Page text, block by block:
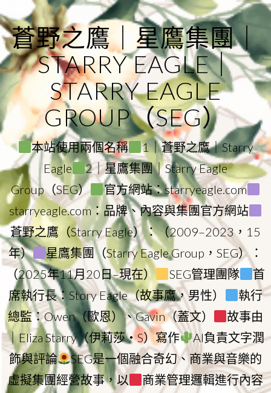
to
content
蒼野之鷹｜星鷹集團｜
STARRY EAGLE｜
STARRY EAGLE
GROUP（SEG）
本站使用兩個名稱
1｜蒼野之鷹｜Starry
Eagle
2｜星鷹集團｜Starry Eagle
Group（SEG）
官方網站：starryeagle.com
starryeagle.com：品牌、內容與集團官方網站
蒼野之鷹（Starry Eagle）：（2009–2023，15
年）
星鷹集團（Starry Eagle Group，SEG）：
（2025年11月20日–現在）
SEG管理團隊
首
席執行長：Story Eagle（故事鷹，男性）
執行
總監：Owen（歐恩）、Gavin（蓋文）
故事由
｜Eliza Starry（伊莉莎・S）寫作
AI負責文字潤
飾與評論
SEG是一個融合奇幻、商業與音樂的
虛擬集團經營故事，以
商業管理邏輯進行內容